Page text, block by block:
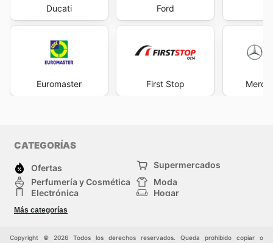
Ducati
Euromaster
Ford
First Stop
CATEGORÍAS
Ofertas
Supermercados
Perfumería y Cosmética
Moda
Electrónica
Hogar
Deporte
Juguetes y bebés
Más categorías
Copyright © 2026 Todos los derechos reservados. Queda prohibido copiar o